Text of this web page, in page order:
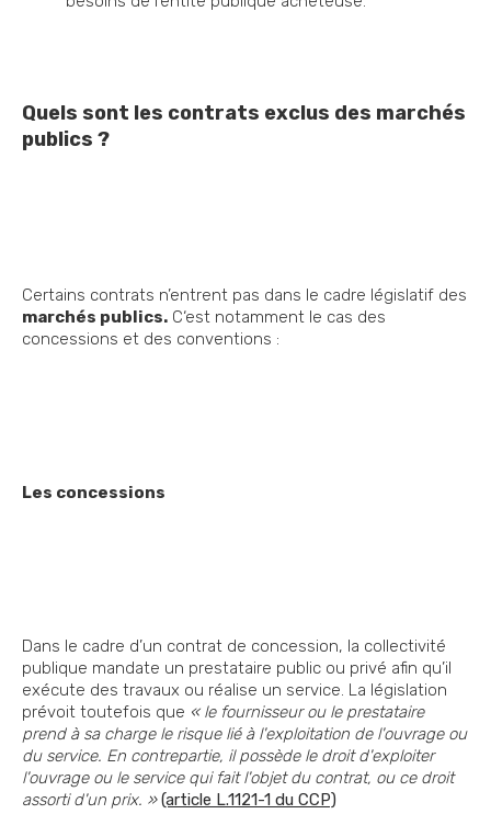
Quels sont les contrats exclus des marchés
publics ?
Certains contrats n’entrent pas dans le cadre législatif des
marchés publics. C‘est notamment le cas des
concessions et des conventions :
Les concessions
Dans le cadre d’un contrat de concession, la collectivité
publique mandate un prestataire public ou privé afin qu’il
exécute des travaux ou réalise un service. La législation
prévoit toutefois que « le fournisseur ou le prestataire
prend à sa charge le risque lié à l'exploitation de l'ouvrage ou
du service. En contrepartie, il possède le droit d'exploiter
l'ouvrage ou le service qui fait l'objet du contrat, ou ce droit
assorti d'un prix. » (article L.1121-1 du CCP)